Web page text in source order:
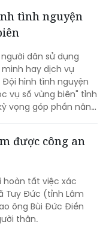
triển khai trong
tình nguyện
dân sử dụng
hay dịch vụ
hình tình nguyện
vụ số vùng biên" tỉnh
vọng góp phần nâng
được công an
hoàn tất việc xác
Tuy Đức (tỉnh Lâm
ông Bùi Đức Điền
thân.